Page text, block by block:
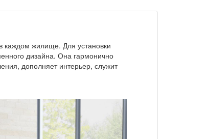
каждом жилище. Для установки
дизайна. Она гармонично
дополняет интерьер, служит